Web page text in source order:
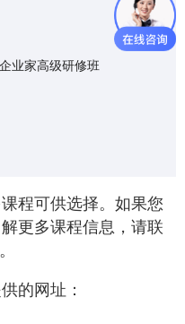
业家高级研修班
程可供选择。如果您
更多课程信息，请联
的网址：